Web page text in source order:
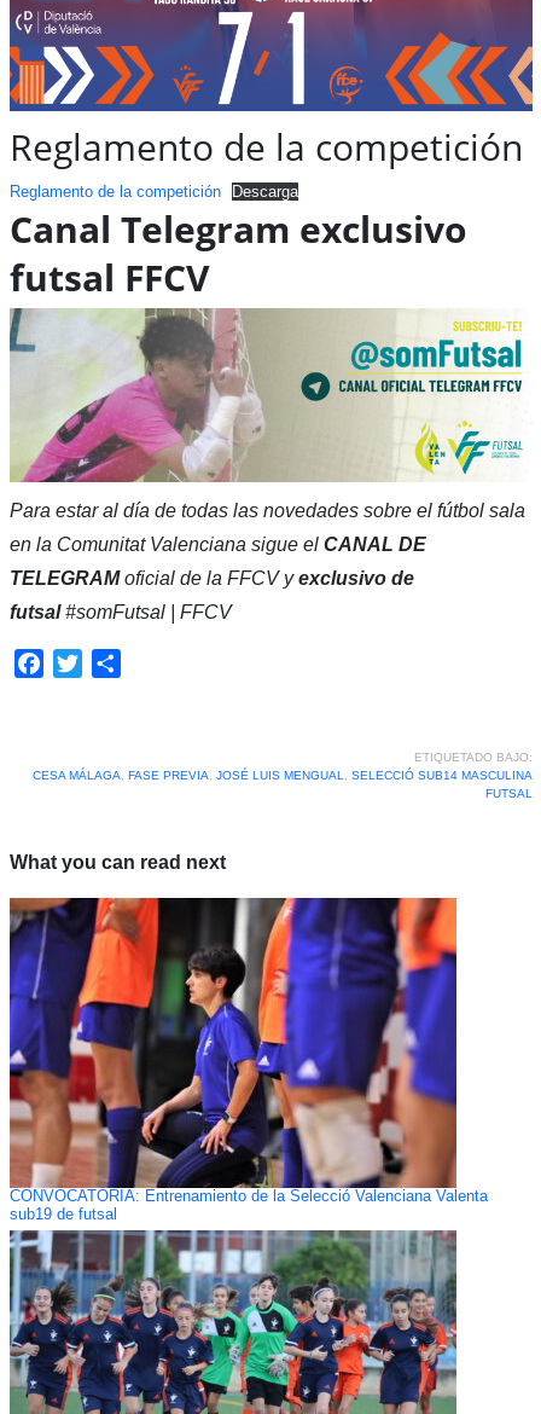
Reglamento de la competición
Reglamento de la competición Descarga
Canal Telegram exclusivo
futsal FFCV
Para estar al día de todas las novedades sobre el fútbol sala
en la Comunitat Valenciana sigue el CANAL DE
TELEGRAMoficial de la FFCV yexclusivo de
futsal#somFutsal | FFCV
Facebook
Twitter
ETIQUETADO BAJO:
CESA MÁLAGA
FASE PREVIA JOSÉ LUIS MENGUAL
SELECCIÓ SUB14 MASCULINA
FUTSAL
What you can read next
CONVOCATORIA: Entrenamiento de la Selecció Valenciana Valenta
sub19 de futsal